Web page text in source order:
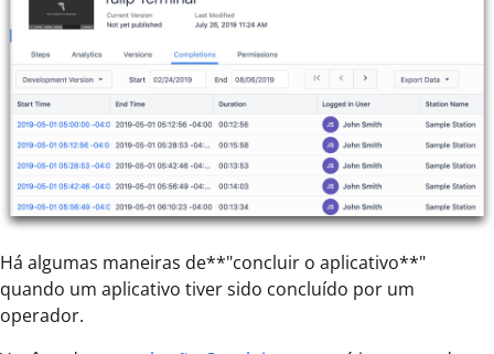
Há algumas maneiras de**"concluir o aplicativo**"
quando um aplicativo tiver sido concluído por um
operador.